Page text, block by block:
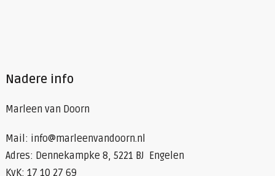
Nadere info
Marleen van Doorn
Mail: info@marleenvandoorn.nl
Adres: Dennekampke 8, 5221 BJ Engelen
KvK: 17 10 27 69